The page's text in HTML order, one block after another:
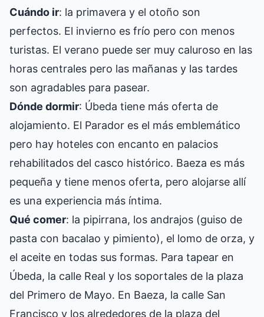
Cuándo ir: la primavera y el otoño son
perfectos. El invierno es frío pero con menos
turistas. El verano puede ser muy caluroso en las
horas centrales pero las mañanas y las tardes
son agradables para pasear.
Dónde dormir: Úbeda tiene más oferta de
alojamiento. El Parador es el más emblemático
pero hay hoteles con encanto en palacios
rehabilitados del casco histórico. Baeza es más
pequeña y tiene menos oferta, pero alojarse allí
es una experiencia más íntima.
Qué comer: la pipirrana, los andrajos (guiso de
pasta con bacalao y pimiento), el lomo de orza, y
el aceite en todas sus formas. Para tapear en
Úbeda, la calle Real y los soportales de la plaza
del Primero de Mayo. En Baeza, la calle San
Francisco y los alrededores de la plaza del